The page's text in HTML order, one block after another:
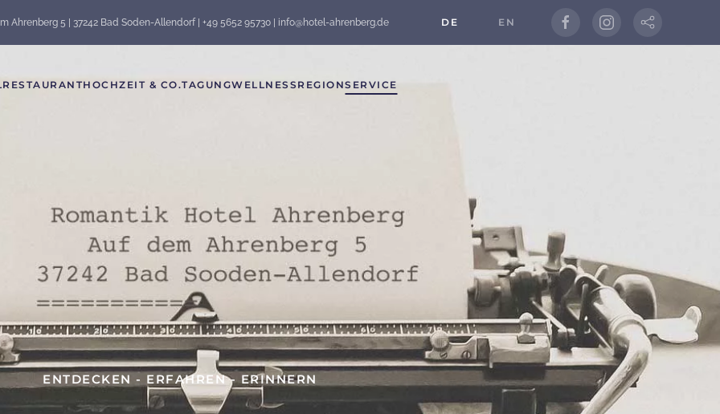
Ahrenberg 5 | 37242 Bad Soden-Allendorf | +49 5652 95730 | info@hotel-ahrenberg.de DE EN
RESTAURANTHOCHZEIT & CO.TAGUNGWELLNESS REGIONSERVICE
ENTDECKEN - ERFAHREN - ERINNERN